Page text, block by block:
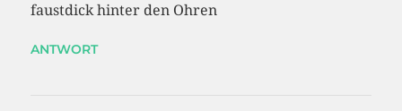
faustdick hinter den Ohren
ANTWORT